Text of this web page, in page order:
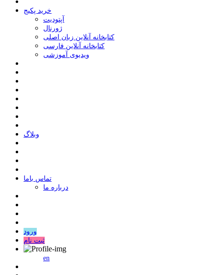
خرید پکیج
ﺁﭘﺘﻮﺩﯾﺖ
ﮊﻭﺭﻧﺎﻝ
کتابخانه آنلاین زبان اصلی
کتابخانه آنلاین فارسی
ویدیوی آموزشی
وبلاگ
ﺗﻤﺎﺱ ﺑﺎﻣﺎ
درباره ما
ورود
ثبت نام
en